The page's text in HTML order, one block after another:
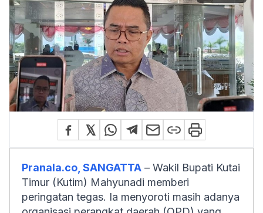
Pranala.co, SANGATTA – Wakil Bupati Kutai
Timur (Kutim) Mahyunadi memberi
peringatan tegas. Ia menyoroti masih adanya